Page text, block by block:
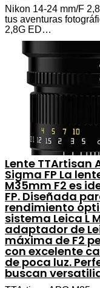
Nikon 14-24 mm/F
tus aventuras
2,8G ED…
Lente TTArtisan
Sigma FP La
M35mm F2 es
FP. Diseñada
rendimiento
sistema Leica L
adaptador de
máxima de F2
con excelente
de poca luz.
buscan